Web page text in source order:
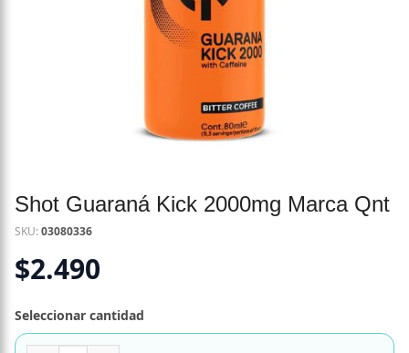
Shot Guaraná Kick 2000mg Marca Qnt
SKU:03080336
$2.490
Seleccionar cantidad